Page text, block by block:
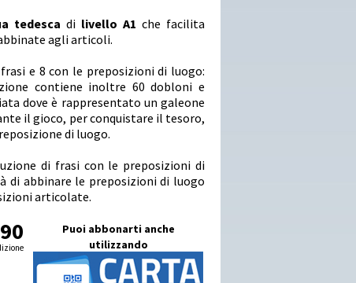
tedesca di livello A1 che facilita
agli articoli.
e 8 con le preposizioni di luogo:
contiene inoltre 60 dobloni e
dove è rappresentato un galeone
il gioco, per conquistare il tesoro,
di luogo.
di frasi con le preposizioni di
di abbinare le preposizioni di luogo
articolate.
Puoi abbonarti anche
utilizzando